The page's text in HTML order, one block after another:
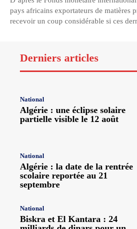
pays africains exportateurs de matières
recevoir un coup considérable si ces
Derniers articles
National
Algérie : une éclipse solaire
partielle visible le 12 août
National
Algérie : la date de la rentrée
scolaire reportée au 21
septembre
National
Biskra et El Kantara : 24